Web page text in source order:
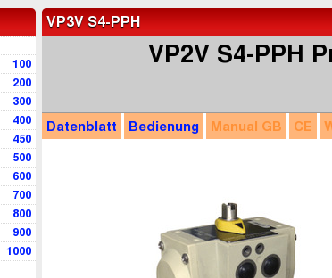
100
200
300
400
450
500
600
700
800
900
1000
VP3V S4-PPH
VP2V S4-PPH
Datenblatt Bedienung Manual GB CE